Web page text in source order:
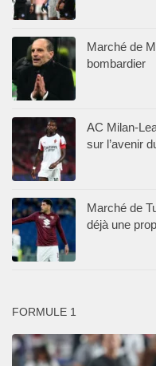
Marché de
bombardier
AC Milan-
sur l’avenir
Marché de
déjà une
FORMULE 1